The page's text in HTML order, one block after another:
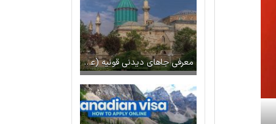
معرفی جاهای دیدنی قونیه (عکس + آدرس)